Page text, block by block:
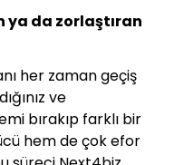
ya da zorlaştıran
her zaman geçiş
ve
bırakıp farklı bir
hem de çok efor